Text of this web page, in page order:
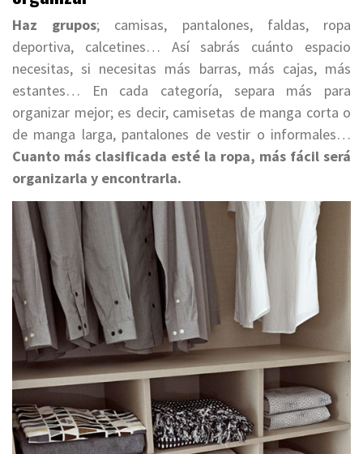
Haz grupos; camisas, pantalones, faldas, ropa
deportiva, calcetines… Así sabrás cuánto espacio
necesitas, si necesitas más barras, más cajas, más
estantes… En cada categoría, separa más para
organizar mejor; es decir, camisetas de manga corta o
de manga larga, pantalones de vestir o informales…
Cuanto más clasificada esté la ropa, más fácil será
organizarla y encontrarla.